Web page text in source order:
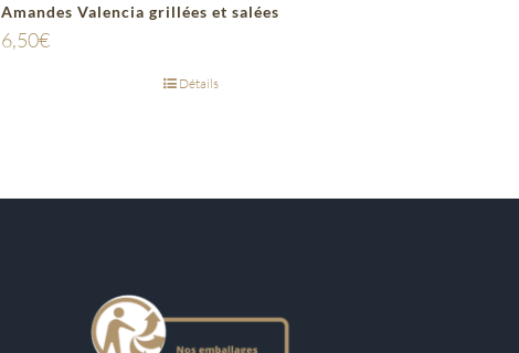
Amandes Valencia grillées et salées
6,50€
Détails